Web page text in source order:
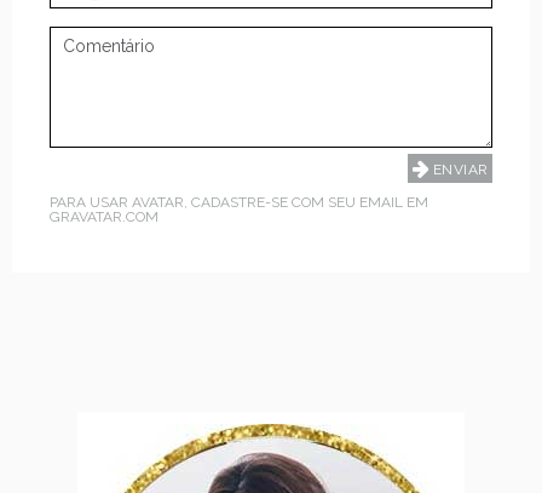
PARA USAR AVATAR, CADASTRE-SE COM SEU EMAIL EM
GRAVATAR.COM